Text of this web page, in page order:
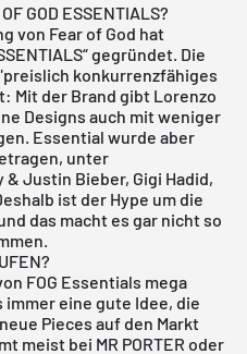
GOD ESSENTIALS?
von Fear of God hat
gegründet. Die
konkurrenzfähiges
Mit der Brand gibt Lorenzo
Designs auch mit weniger
Essential wurde aber
unter
Justin Bieber, Gigi Hadid,
ist der Hype um die
das macht es gar nicht so
FOG Essentials mega
eine gute Idee, die
Pieces auf den Markt
meist bei MR PORTER oder